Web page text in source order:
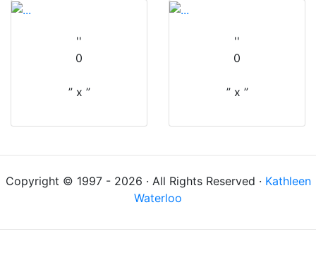
''
0
” x ”
''
0
” x ”
Copyright © 1997 - 2026 · All Rights Reserved · Kathleen
Waterloo